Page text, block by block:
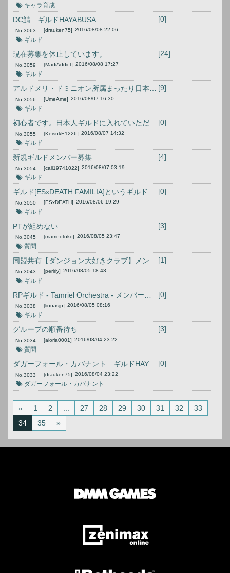
キャラ育成
No. 3063
DC鯖 ギルドHAYABUSA [0]
[drauken75] 2016/08/08 22:06
ギルド
No. 3059
現在募集を休止しています。 [24]
[MadiAddict] 2016/08/08 17:27
ギルド
No. 3056
[9]
[UmeAme] 2016/08/07 16:30
ギルド
No. 3055
[0]
[KeisukE1226] 2016/08/07 14:32
ギルド
No. 3054
新規ギルドメンバー募集 [4]
[call19741022] 2016/08/07 03:19
ギルド
No. 3050
[0]
[ESxDEATH] 2016/08/06 19:29
ギルド
No. 3045
PTが組めない [3]
[mameotoko] 2016/08/05 23:47
質問
No. 3043
[1]
[peririy] 2016/08/05 18:43
ギルド
No. 3038
[0]
[lionasjp] 2016/08/05 08:16
ギルド
No. 3034
グループの順番待ち [3]
[aioria0001] 2016/08/04 23:22
質問
No. 3033
ダガーフォール・カバナント ギルドHAYABUSA [0]
[drauken75] 2016/08/04 23:22
ダガーフォール・カバナント
« 1 2 27 28 29 30 31 32
33
34
35 »